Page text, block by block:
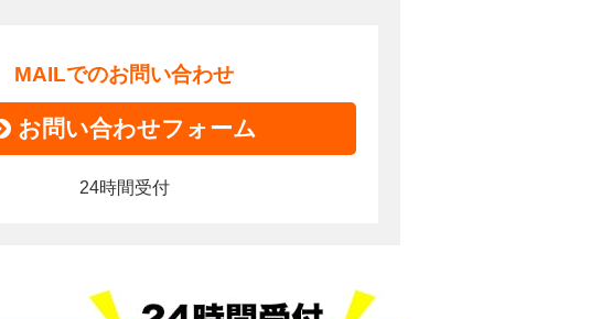
MAILでのお問い合わせ
お問い合わせフォーム
24時間受付